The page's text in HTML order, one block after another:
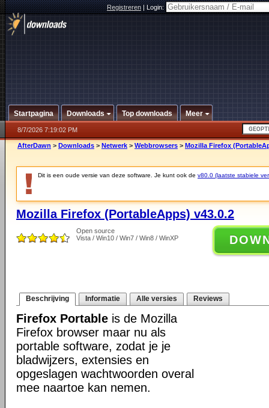
Registreren|Login:
Startpagina Downloads Top downloads Meer
8/7/2026 7:19:02 PM
AfterDawn > Downloads > Netwerk > Webbrowsers > Mozilla Firefox
Dit is een oude versie van deze software. Je kunt ook de v80.0 (laatste stabiele
Mozilla Firefox (PortableApps) v43.0.2
Open source
Vista / Win10 / Win7 / Win8 / WinXP
Beschrijving Informatie Alle versies Reviews
Firefox Portable is de Mozilla
Firefox browser maar nu als
portable software, zodat je je
bladwijzers, extensies en
opgeslagen wachtwoorden overal
mee naartoe kan nemen.